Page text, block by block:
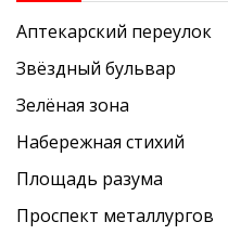
Аптекарский переулок
Звёздный бульвар
Зелёная зона
Набережная стихий
Площадь разума
Проспект металлургов